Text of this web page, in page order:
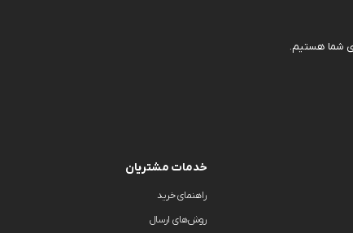
خدمات مشتریان
راهنمای خرید
روش‌های ارسال